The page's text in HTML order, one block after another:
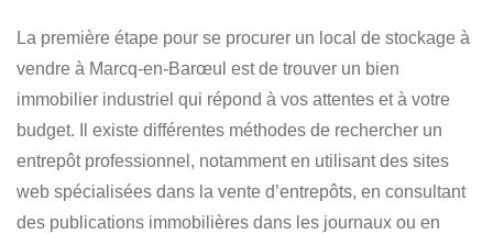
La première étape pour se procurer un local de stockage à
vendre à Marcq-en-Barœul est de trouver un bien
immobilier industriel qui répond à vos attentes et à votre
budget. Il existe différentes méthodes de rechercher un
entrepôt professionnel, notamment en utilisant des sites
web spécialisées dans la vente d’entrepôts, en consultant
des publications immobilières dans les journaux ou en